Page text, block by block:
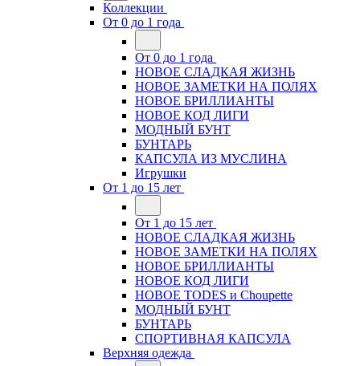
Коллекции
От 0 до 1 года
От 0 до 1 года
НОВОЕ СЛАДКАЯ ЖИЗНЬ
НОВОЕ ЗАМЕТКИ НА ПОЛЯХ
НОВОЕ БРИЛЛИАНТЫ
НОВОЕ КОД ЛИГИ
МОДНЫЙ БУНТ
БУНТАРЬ
КАПСУЛА ИЗ МУСЛИНА
Игрушки
От 1 до 15 лет
От 1 до 15 лет
НОВОЕ СЛАДКАЯ ЖИЗНЬ
НОВОЕ ЗАМЕТКИ НА ПОЛЯХ
НОВОЕ БРИЛЛИАНТЫ
НОВОЕ КОД ЛИГИ
НОВОЕ TODES и Choupette
МОДНЫЙ БУНТ
БУНТАРЬ
СПОРТИВНАЯ КАПСУЛА
Верхняя одежда